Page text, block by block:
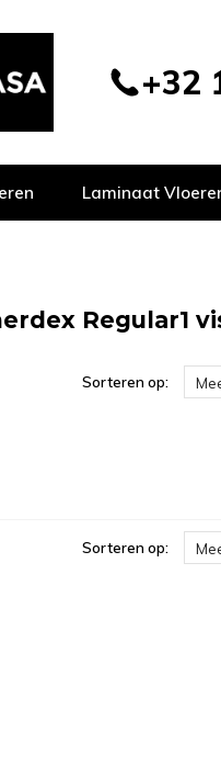
+32
Laminaat
Regular1
Sorteren op:
Sorteren op: